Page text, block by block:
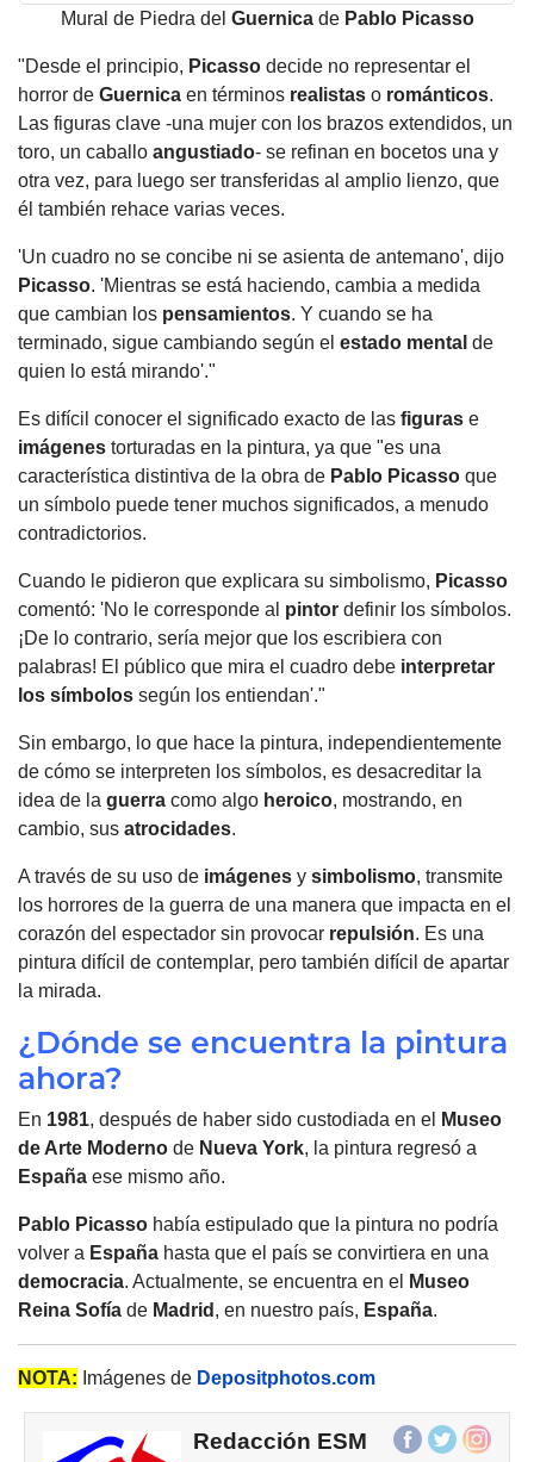
Mural de Piedra del Guernicade Pablo Picasso
"Desde el principio, Picasso decide no representar el
horror de Guernica en términos realistas o románticos.
Las figuras clave -una mujer con los brazos extendidos, un
toro, un caballo angustiado- se refinan en bocetos una y
otra vez, para luego ser transferidas al amplio lienzo, que
él también rehace varias veces.
'Un cuadro no se concibe ni se asienta de antemano', dijo
Picasso. 'Mientras se está haciendo, cambia a medida
que cambian los pensamientos. Y cuando se ha
terminado, sigue cambiando según el estado mental de
quien lo está mirando'."
Es difícil conocer el significado exacto de las figuras e
imágenes torturadas en la pintura, ya que "es una
característica distintiva de la obra de Pablo Picasso que
un símbolo puede tener muchos significados, a menudo
contradictorios.
Cuando le pidieron que explicara su simbolismo, Picasso
comentó: 'No le corresponde al pintor definir los símbolos.
¡De lo contrario, sería mejor que los escribiera con
palabras! El público que mira el cuadro debe interpretar
los símbolos según los entiendan'."
Sin embargo, lo que hace la pintura, independientemente
de cómo se interpreten los símbolos, es desacreditar la
idea de la guerra como algo heroico, mostrando, en
cambio, sus atrocidades.
A través de su uso de imágenes y simbolismo, transmite
los horrores de la guerra de una manera que impacta en el
corazón del espectador sin provocar repulsión. Es una
pintura difícil de contemplar, pero también difícil de apartar
la mirada.
¿Dónde se encuentra la pintura
ahora?
En 1981, después de haber sido custodiada en el
Museo
de Arte Moderno de Nueva York, la pintura regresó a
España ese mismo año.
Pablo Picasso había estipulado que la pintura no podría
volver a España hasta que el país se convirtiera en una
democracia. Actualmente, se encuentra en el
Museo
Reina Sofía de Madrid , en nuestro país, España.
NOTA: Imágenes de Depositphotos.com
Redacción ESM